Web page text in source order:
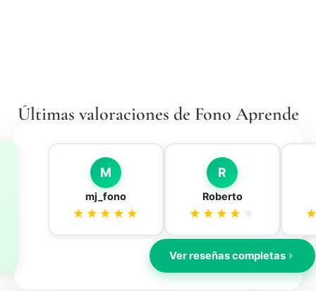
Últimas valoraciones de Fono Aprende